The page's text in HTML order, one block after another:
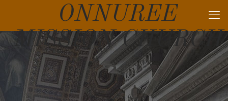
ONNUREE
MISSION CHURCH